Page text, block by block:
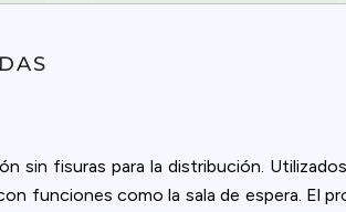
sin fisuras para la distribución.
funciones como la sala de espera. El
your experience. You can